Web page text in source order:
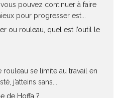
pouvez continuer à faire
pour progresser est...
ou rouleau, quel est l’outil le
rouleau se limite au travail en
j’atteins sans...
de Hoffa ?